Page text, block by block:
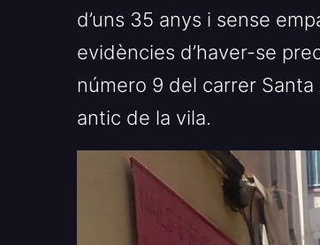
d’uns 35 anys i sense
evidències d’haver-se
número 9 del carrer
antic de la vila.